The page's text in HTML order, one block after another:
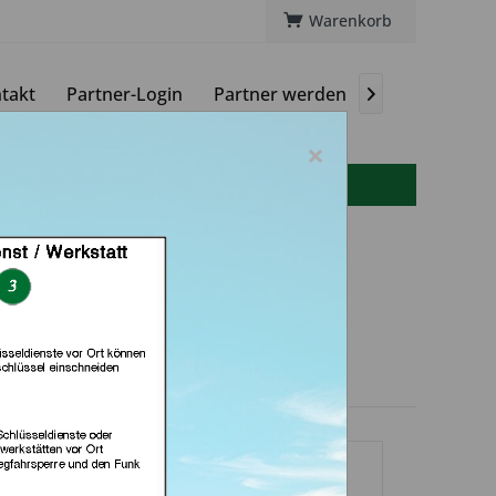
Warenkorb
Partner-Login Partner werden 
(in Grevenbroich)
×